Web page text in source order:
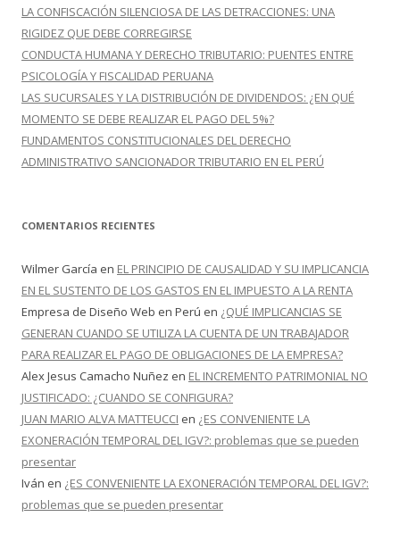
LA CONFISCACIÓN SILENCIOSA DE LAS DETRACCIONES: UNA
RIGIDEZ QUE DEBE CORREGIRSE
CONDUCTA HUMANA Y DERECHO TRIBUTARIO: PUENTES ENTRE
PSICOLOGÍA Y FISCALIDAD PERUANA
LAS SUCURSALES Y LA DISTRIBUCIÓN DE DIVIDENDOS: ¿EN QUÉ
MOMENTO SE DEBE REALIZAR EL PAGO DEL 5%?
FUNDAMENTOS CONSTITUCIONALES DEL DERECHO
ADMINISTRATIVO SANCIONADOR TRIBUTARIO EN EL PERÚ
COMENTARIOS RECIENTES
Wilmer García en EL PRINCIPIO DE CAUSALIDAD Y SU IMPLICANCIA
EN EL SUSTENTO DE LOS GASTOS EN EL IMPUESTO A LA RENTA
Empresa de Diseño Web en Perú en ¿QUÉ IMPLICANCIAS SE
GENERAN CUANDO SE UTILIZA LA CUENTA DE UN TRABAJADOR
PARA REALIZAR EL PAGO DE OBLIGACIONES DE LA EMPRESA?
Alex Jesus Camacho Nuñez en EL INCREMENTO PATRIMONIAL NO
JUSTIFICADO: ¿CUANDO SE CONFIGURA?
JUAN MARIO ALVA MATTEUCCI en ¿ES CONVENIENTE LA
EXONERACIÓN TEMPORAL DEL IGV?: problemas que se pueden
presentar
Iván en ¿ES CONVENIENTE LA EXONERACIÓN TEMPORAL DEL IGV?:
problemas que se pueden presentar